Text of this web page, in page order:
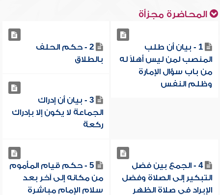
المحاضرة مجزأة
1 - بيان أن طلب
المنصب لمن ليس أهلاً له
من باب سؤال الإمارة
وظلم النفس
2 - حكم الحلف
بالطلاق
3 - بيان أن إدراك
الجماعة لا يكون إلا بإدراك
ركعة
4 - الجمع بين فضل
التبكير إلى الصلاة وفضل
الإبراد في صلاة الظهر
5 - حكم قيام المأموم
من مكانه إلى آخر بعد
سلام الإمام مباشرة